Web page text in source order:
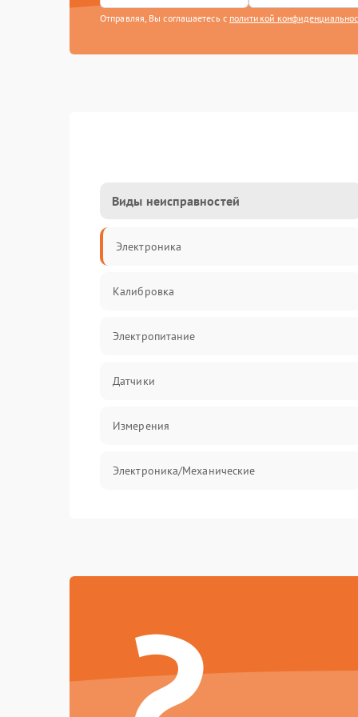
Отправляя, Вы соглашаетесь с политикой
Виды неисправностей
Электроника
Калибровка
Электропитание
Датчики
Измерения
Электроника/Механические